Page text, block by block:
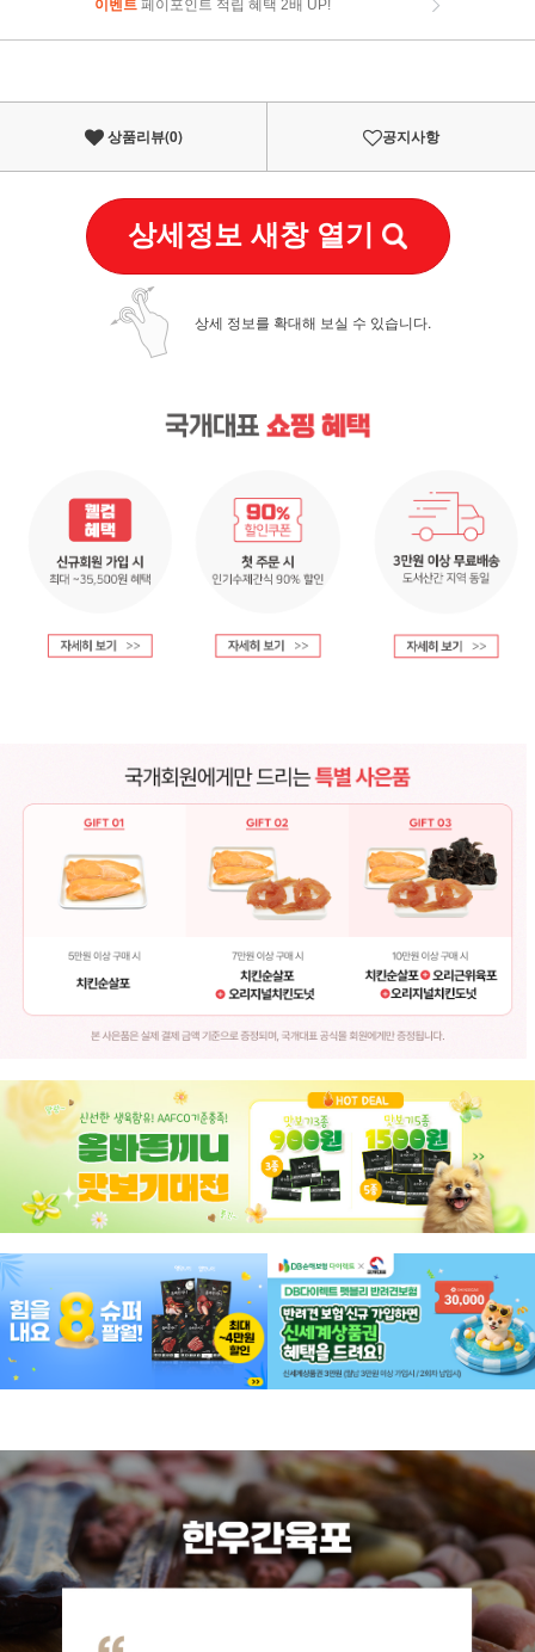
이벤트 페이포인트 적립 혜택 2배 UP!
이벤트페이포인트 적립 혜택 2배 UP!
상품리뷰(0) 공지사항
상세정보 새창 열기
상세 정보를 확대해 보실 수 있습니다.